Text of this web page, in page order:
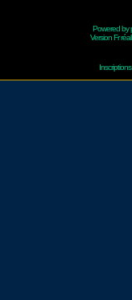
Powered by
Version Fr